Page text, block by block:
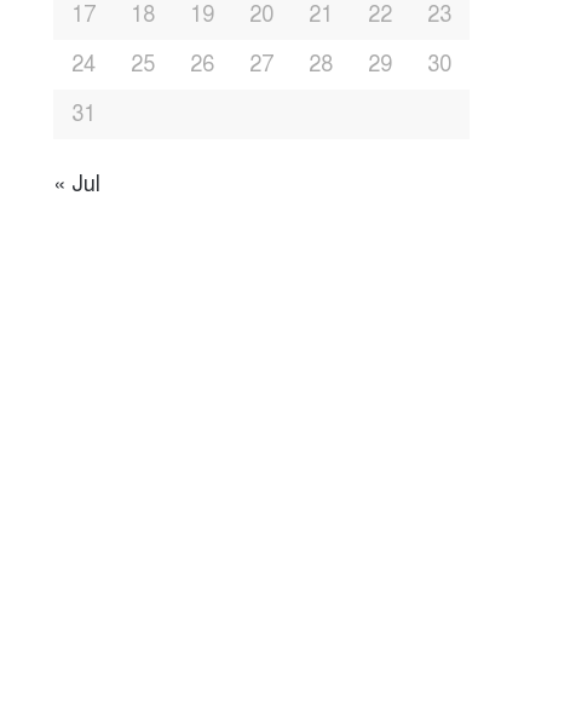
17
18 19 20 21 22
23
24
25 26 27 28 29
30
31
« Jul